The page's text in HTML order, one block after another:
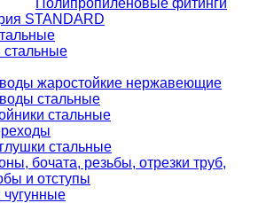
Полипропиленовые фитинги
STANDARD
стальные
жаростойкие нержавеющие
стальные
стальные
стальные
бочата, резьбы, отрезки труб,
и отступы
чугунные